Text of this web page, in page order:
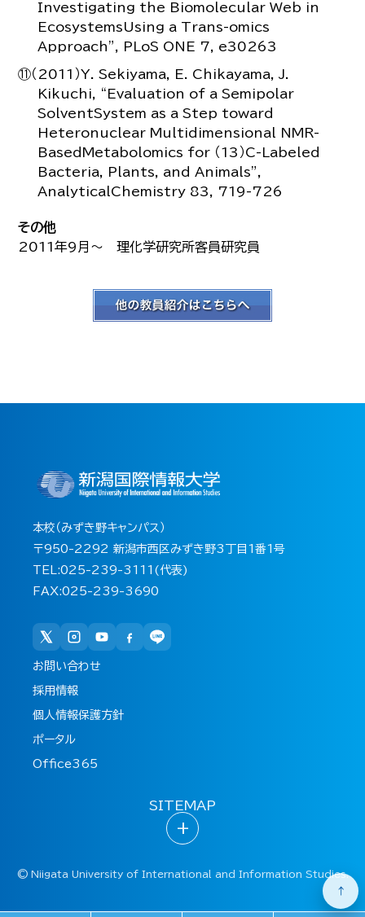
Investigating the Biomolecular Web in
EcosystemsUsing a Trans-omics
Approach”, PLoS ONE 7, e30263
⑪（2011）Y. Sekiyama, E. Chikayama, J.
Kikuchi, “Evaluation of a Semipolar
SolventSystem as a Step toward
Heteronuclear Multidimensional NMR-
BasedMetabolomics for （13）C-Labeled
Bacteria, Plants, and Animals”,
AnalyticalChemistry 83, 719-726
その他
2011年9月～ 理化学研究所客員研究員
本校（みずき野キャンパス）
〒950-2292 新潟市西区みずき野3丁目1番1号
TEL:025-239-3111(代表)
FAX:025-239-3690
お問い合わせ
採用情報
個人情報保護方針
ポータル
Office365
SITEMAP
+
©Niigata University of International and Information Studies.
↑